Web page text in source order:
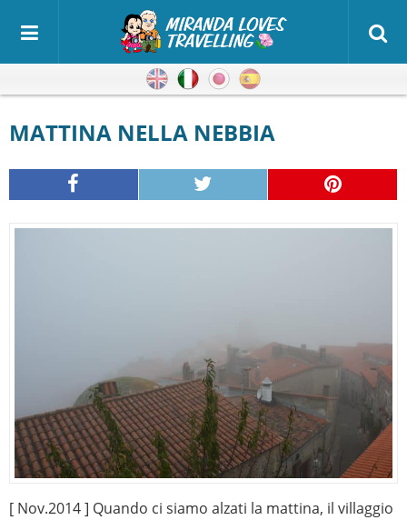
IngleseItalianoGiapponese
MATTINA NELLA NEBBIA
[ Nov.2014 ] Quando ci siamo alzati la mattina, il villaggio